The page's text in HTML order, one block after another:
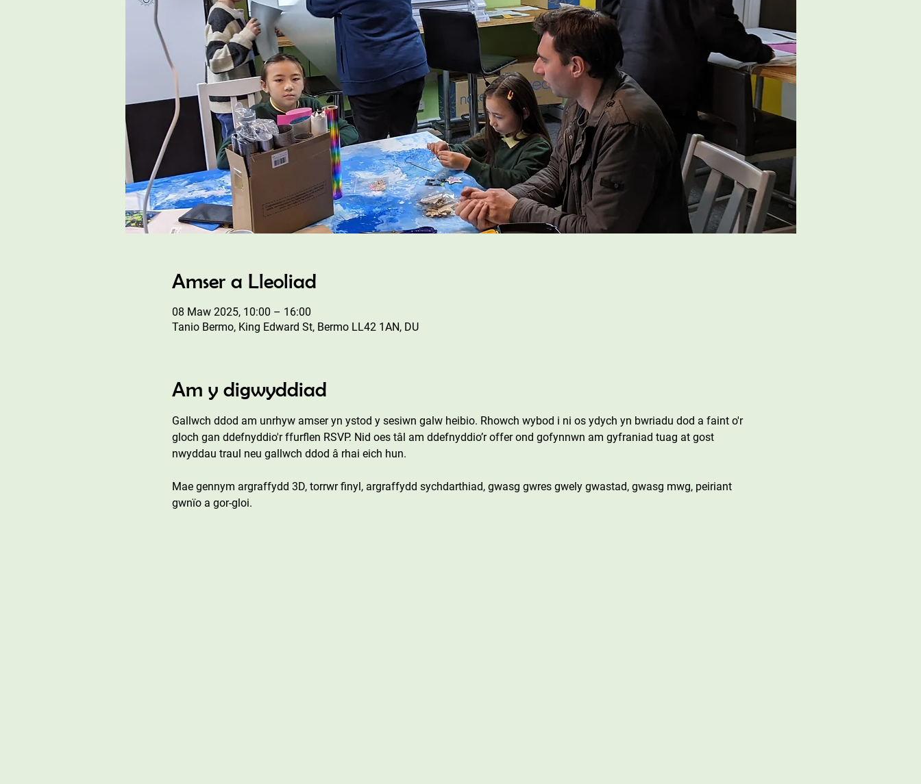
Amser a Lleoliad
08 Maw 2025, 10:00 – 16:00
Tanio Bermo, King Edward St, Bermo LL42 1AN, DU
Am y digwyddiad
Gallwch ddod am unrhyw amser yn ystod y sesiwn galw heibio. Rhowch wybod i ni os ydych yn bwriadu dod a faint o'r
gloch gan ddefnyddio'r ffurflen RSVP. Nid oes tâl am ddefnyddio’r offer ond gofynnwn am gyfraniad tuag at gost
nwyddau traul neu gallwch ddod â rhai eich hun.
Mae gennym argraffydd 3D, torrwr finyl, argraffydd sychdarthiad, gwasg gwres gwely gwastad, gwasg mwg, peiriant
gwnïo a gor-gloi.